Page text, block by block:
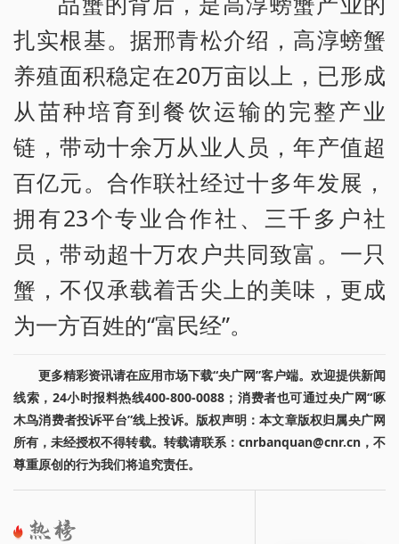
扎实根基。据邢青松介绍，高淳螃蟹
养殖面积稳定在20万亩以上，已形成
从苗种培育到餐饮运输的完整产业
链，带动十余万从业人员，年产值超
百亿元。合作联社经过十多年发展，
拥有23个专业合作社、三千多户社
员，带动超十万农户共同致富。一只
蟹，不仅承载着舌尖上的美味，更成
为一方百姓的“富民经”。
更多精彩资讯请在应用市场下载“央广网”客户端。欢迎提供新闻
线索，24小时报料热线400-800-0088；消费者也可通过央广网“啄
木鸟消费者投诉平台”线上投诉。版权声明：本文章版权归属央广网
所有，未经授权不得转载。转载请联系：cnrbanquan@cnr.cn，不
尊重原创的行为我们将追究责任。